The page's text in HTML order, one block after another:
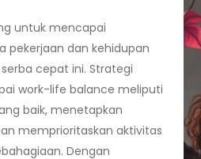
untuk mencapai
pekerjaan dan kehidupan
cepat ini. Strategi
work-life balance meliputi
baik, menetapkan
memprioritaskan aktivitas
Dengan